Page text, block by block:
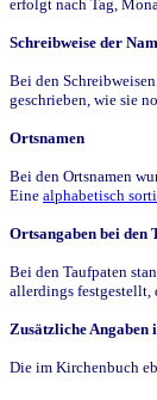
erfolgt nach Tag,
Schreibweise der
Bei den
geschrieben, wie sie
Ortsnamen
Bei den Ortsnamen
Eine alphabetisch
Ortsangaben bei den
Bei den Taufpaten
allerdings festgestellt,
Zusätzliche
Die im Kirchenbuch